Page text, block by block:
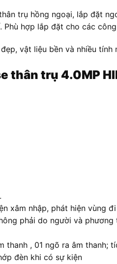
trụ hồng ngoại, lắp đặt
hợp lắp đặt cho các
vật liệu bền và nhiều
thân trụ 4.0MP
xâm nhập, phát hiện vùng
phải do người và
, 01 ngõ ra âm thanh;
đèn khi có sự kiện